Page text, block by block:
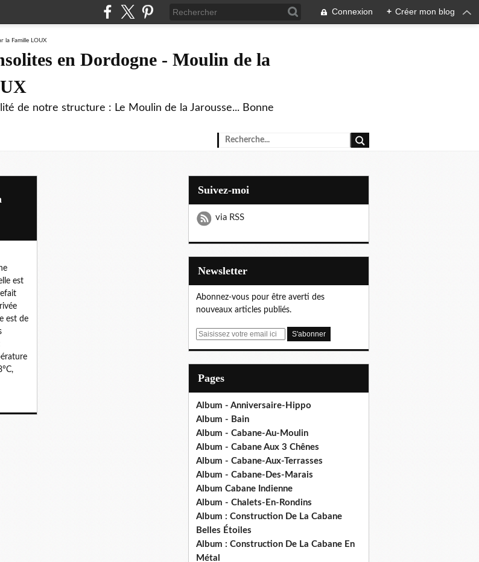
Connexion + Créer mon blog
en Dordogne - Moulin de la
de notre structure : Le Moulin de la Jarousse... Bonne
est
est de
Suivez-moi
via RSS
Newsletter
Abonnez-vous pour être averti des
nouveaux articles publiés.
E
Pages
Album - Anniversaire-Hippo
Album - Bain
Album - Cabane-Au-Moulin
Album - Cabane Aux 3 Chênes
Album - Cabane-Aux-Terrasses
Album - Cabane-Des-Marais
Album Cabane Indienne
Album - Chalets-En-Rondins
Album : Construction De La Cabane
Belles Étoiles
Album : Construction De La Cabane En
Métal